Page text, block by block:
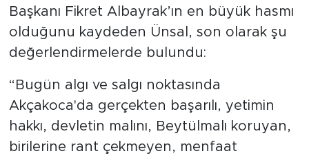
Başkanı Fikret Albayrak’ın en büyük hasmı
olduğunu kaydeden Ünsal, son olarak şu
değerlendirmelerde bulundu:
“Bugün algı ve salgı noktasında
Akçakoca'da gerçekten başarılı, yetimin
hakkı, devletin malını, Beytülmalı koruyan,
birilerine rant çekmeyen, menfaat